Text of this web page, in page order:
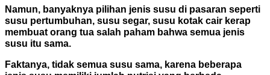
Namun, banyaknya pilihan jenis susu di pasaran seperti
susu pertumbuhan, susu segar, susu kotak cair kerap
membuat orang tua salah paham bahwa semua jenis
susu itu sama.
Faktanya, tidak semua susu sama, karena beberapa